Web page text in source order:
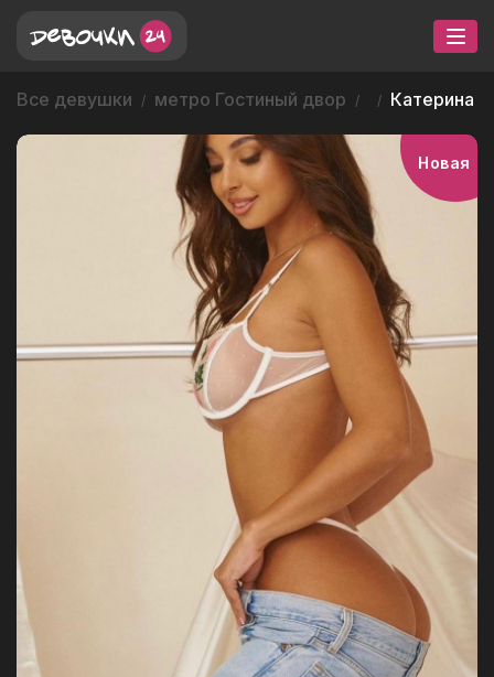
Все девушки метро Гостиный двор Катерина
Новая